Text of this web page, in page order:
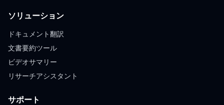
ソリューション
ドキュメント翻訳
文書要約ツール
ビデオサマリー
リサーチアシスタント
サポート